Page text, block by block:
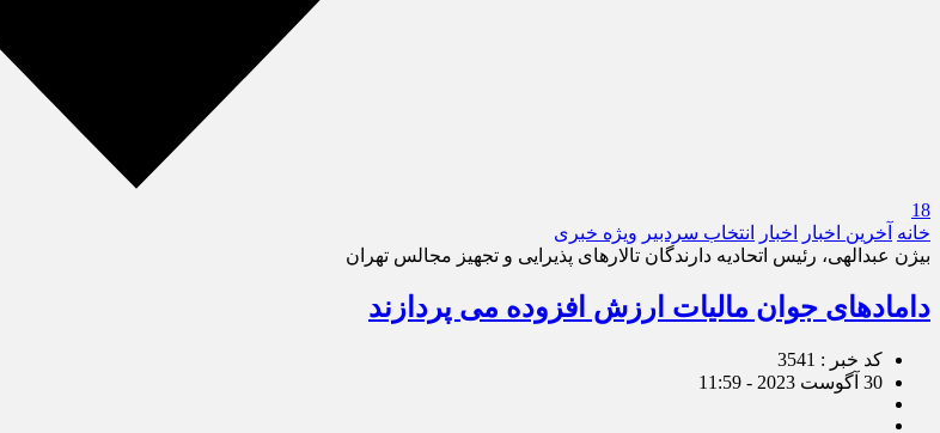
18
خانه آخرین اخبار اخبار انتخاب سردبیر ویژه خبری
بیژن عبدالهی، رئیس اتحادیه دارندگان تالارهای پذیرایی و تجهیز مجالس تهران
دامادهای جوان مالیات ارزش افزوده می پردازند
کد خبر : 3541
30 آگوست 2023 - 11:59